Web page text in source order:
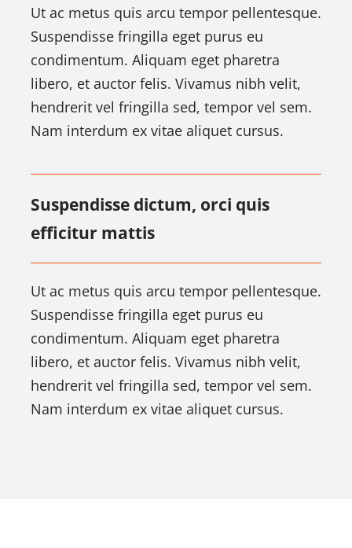
Ut ac metus quis arcu tempor pellentesque.
Suspendisse fringilla eget purus eu
condimentum. Aliquam eget pharetra
libero, et auctor felis. Vivamus nibh velit,
hendrerit vel fringilla sed, tempor vel sem.
Nam interdum ex vitae aliquet cursus.
Suspendisse dictum, orci quis
efficitur mattis
Ut ac metus quis arcu tempor pellentesque.
Suspendisse fringilla eget purus eu
condimentum. Aliquam eget pharetra
libero, et auctor felis. Vivamus nibh velit,
hendrerit vel fringilla sed, tempor vel sem.
Nam interdum ex vitae aliquet cursus.